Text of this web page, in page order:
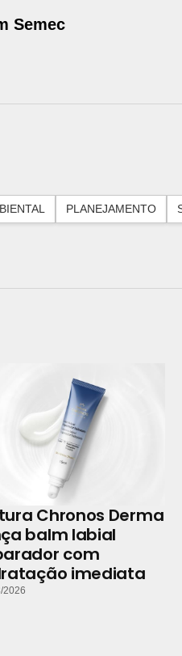
Semec
PLANEJAMENTO
Chronos Derma
balm labial
com
imediata
2026